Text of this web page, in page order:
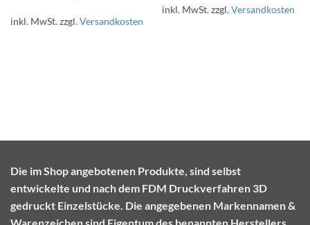
inkl. MwSt.zzgl.Versandkosten
inkl. MwSt.zzgl.Versandkosten
Die im Shop angebotenen Produkte, sind selbst
entwickelte und nach dem FDM Druckverfahren 3D
gedruckt Einzelstücke. Die angegebenen Markennamen &
Warenzeichen sind Eigentum des benannten Herstellers.